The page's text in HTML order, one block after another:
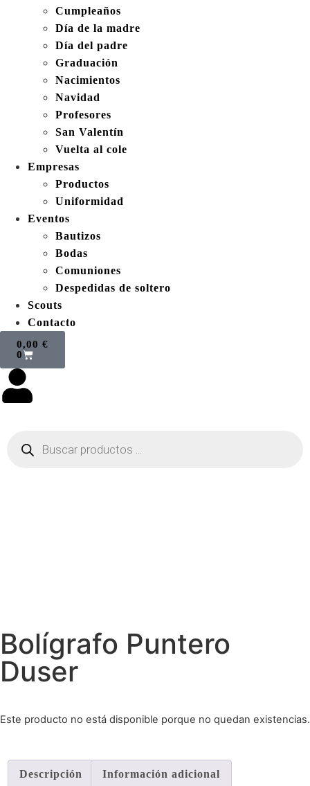
Cumpleaños
Día de la madre
Día del padre
Graduación
Nacimientos
Navidad
Profesores
San Valentín
Vuelta al cole
Empresas
Productos
Uniformidad
Eventos
Bautizos
Bodas
Comuniones
Despedidas de soltero
Scouts
Contacto
0,00 €
0
Bolígrafo Puntero
Duser
Este producto no está disponible porque no quedan existencias.
Descripción Información adicional